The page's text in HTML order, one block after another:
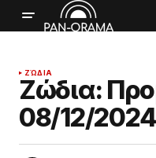
ΖΏΔΙΑ
Ζώδια:
08/12/2024